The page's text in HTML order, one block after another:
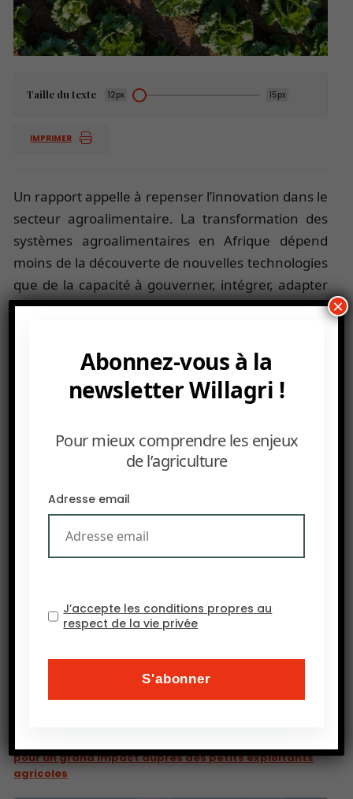
Taille du texte 12px 15px
IMPRIMER
Un rapport appelle à repenser l’innovation dans le
secteur agroalimentaire. La transformation des
systèmes agroalimentaires en Afrique dépend
moins de la découverte de nouvelles technologies
que de la capacité à gouverner, intégrer, adapter
et déployer à grande échelle celles déjà
pour un grand impact auprès des petits exploitants
agricoles
Abonnez-vous à la
newsletter Willagri !
Pour mieux comprendre les enjeux
de l’agriculture
Adresse email
J’accepte les conditions propres au
respect de la vie privée
×